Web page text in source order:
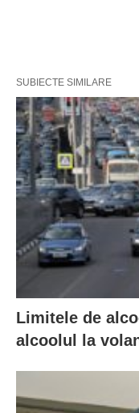
SUBIECTE SIMILARE
Limitele de
alcoolul la